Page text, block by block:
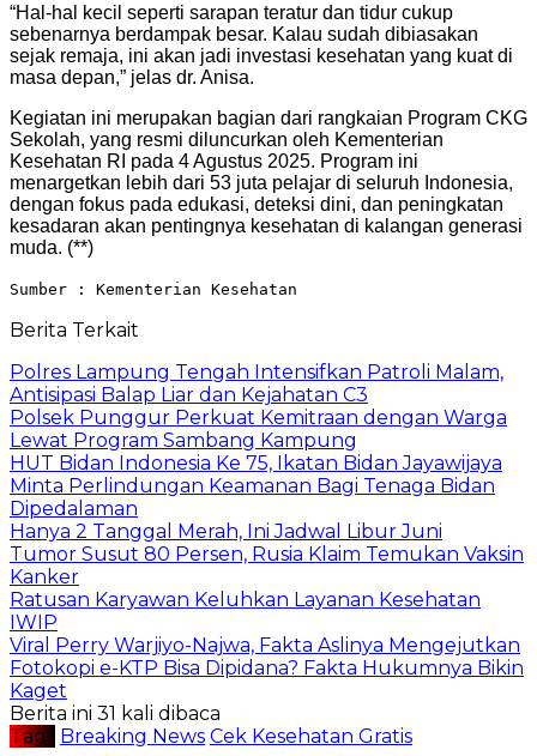
“Hal-hal kecil seperti sarapan teratur dan tidur cukup
sebenarnya berdampak besar. Kalau sudah dibiasakan
sejak remaja, ini akan jadi investasi kesehatan yang kuat di
masa depan,” jelas dr. Anisa.
Kegiatan ini merupakan bagian dari rangkaian Program CKG
Sekolah, yang resmi diluncurkan oleh Kementerian
Kesehatan RI pada 4 Agustus 2025. Program ini
menargetkan lebih dari 53 juta pelajar di seluruh Indonesia,
dengan fokus pada edukasi, deteksi dini, dan peningkatan
kesadaran akan pentingnya kesehatan di kalangan generasi
muda. (**)
Sumber : Kementerian Kesehatan
Berita Terkait
Polres Lampung Tengah Intensifkan Patroli Malam,
Antisipasi Balap Liar dan Kejahatan C3
Polsek Punggur Perkuat Kemitraan dengan Warga
Lewat Program Sambang Kampung
HUT Bidan Indonesia Ke 75, Ikatan Bidan Jayawijaya
Minta Perlindungan Keamanan Bagi Tenaga Bidan
Dipedalaman
Hanya 2 Tanggal Merah, Ini Jadwal Libur Juni
Tumor Susut 80 Persen, Rusia Klaim Temukan Vaksin
Kanker
Ratusan Karyawan Keluhkan Layanan Kesehatan
IWIP
Viral Perry Warjiyo-Najwa, Fakta Aslinya Mengejutkan
Fotokopi e-KTP Bisa Dipidana? Fakta Hukumnya Bikin
Kaget
Berita ini 31 kali dibaca
Tag :
Breaking News Cek Kesehatan Gratis